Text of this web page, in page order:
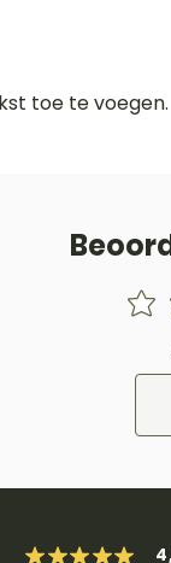
toe te voegen.